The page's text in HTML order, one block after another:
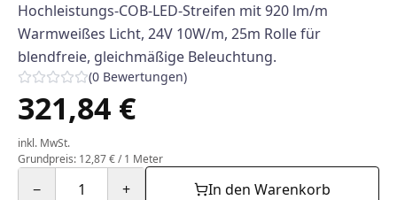
Hochleistungs-COB-LED-Streifen mit 920 lm/m
Warmweißes Licht, 24V 10W/m, 25m Rolle für
blendfreie, gleichmäßige Beleuchtung.
(0 Bewertungen)
321,84 €
inkl. MwSt.
Grundpreis: 12,87 € / 1 Meter
− 1 + In den Warenkorb